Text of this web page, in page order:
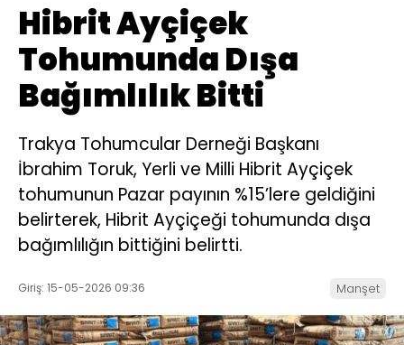
Hibrit Ayçiçek
Tohumunda Dışa
Bağımlılık Bitti
Trakya Tohumcular Derneği Başkanı
İbrahim Toruk, Yerli ve Milli Hibrit Ayçiçek
tohumunun Pazar payının %15’lere geldiğini
belirterek, Hibrit Ayçiçeği tohumunda dışa
bağımlılığın bittiğini belirtti.
Giriş: 15-05-2026 09:36 Manşet